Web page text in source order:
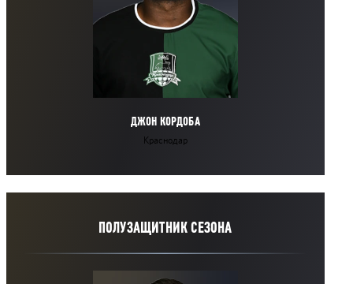
ДЖОН КОРДОБА
Краснодар
ПОЛУЗАЩИТНИК СЕЗОНА